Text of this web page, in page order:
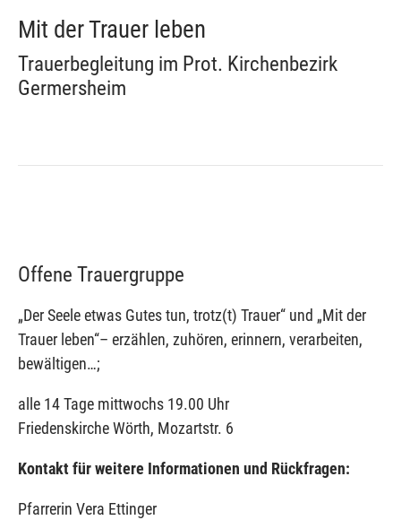
Mit der Trauer leben
Trauerbegleitung im Prot. Kirchenbezirk
Germersheim
Offene Trauergruppe
„Der Seele etwas Gutes tun, trotz(t) Trauer“ und „Mit der
Trauer leben“– erzählen, zuhören, erinnern, verarbeiten,
bewältigen…;
alle 14 Tage mittwochs 19.00 Uhr
Friedenskirche Wörth, Mozartstr. 6
Kontakt für weitere Informationen und Rückfragen:
Pfarrerin Vera Ettinger